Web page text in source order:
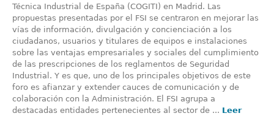
Técnica Industrial de España (COGITI) en Madrid. Las
propuestas presentadas por el FSI se centraron en mejorar las
vías de información, divulgación y concienciación a los
ciudadanos, usuarios y titulares de equipos e instalaciones
sobre las ventajas empresariales y sociales del cumplimiento
de las prescripciones de los reglamentos de Seguridad
Industrial. Y es que, uno de los principales objetivos de este
foro es afianzar y extender cauces de comunicación y de
colaboración con la Administración. El FSI agrupa a
destacadas entidades pertenecientes al sector de ... Leer